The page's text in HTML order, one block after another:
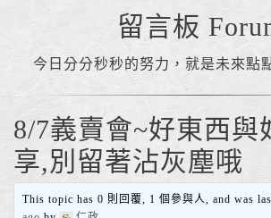
留言板
今日分分秒秒的努力，就是未來點
8/7義賣會~好東西與
享,別留著沾灰塵哦
This topic has 0 則回覆, 1 個參與人, and was